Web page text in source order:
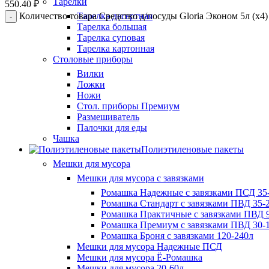
Тарелка десертная
Тарелка большая
Тарелка суповая
Тарелка картонная
Столовые приборы
Вилки
Ложки
Ножи
Стол. приборы Премиум
Размешиватель
Палочки для еды
Чашка
Полиэтиленовые пакеты
Мешки для мусора
Мешки для мусора с завязками
Ромашка Надежные с завязками ПСД
Ромашка Стандарт с завязками ПВД 35-
Ромашка Практичные с завязками ПВД
Ромашка Премиум с завязками ПВД 30-
Ромашка Броня с завязками 120-240л
Мешки для мусора Надежные ПСД
Мешки для мусора Ё-Ромашка
550.40 ₽
Количество товара Средство д/посуды Gloria Эконом 5л (х4)